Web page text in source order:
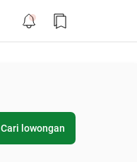
Cari lowongan